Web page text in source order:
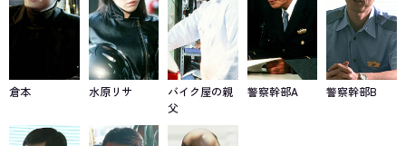
倉本 水原リサ
バイク屋の親
父
警察幹部A 警察幹部B